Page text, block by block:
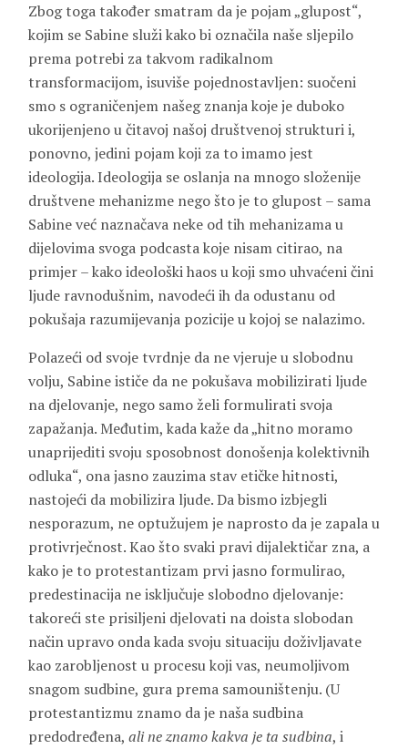
Zbog toga također smatram da je pojam „glupost“,
kojim se Sabine služi kako bi označila naše sljepilo
prema potrebi za takvom radikalnom
transformacijom, isuviše pojednostavljen: suočeni
smo s ograničenjem našeg znanja koje je duboko
ukorijenjeno u čitavoj našoj društvenoj strukturi i,
ponovno, jedini pojam koji za to imamo jest
ideologija. Ideologija se oslanja na mnogo složenije
društvene mehanizme nego što je to glupost – sama
Sabine već naznačava neke od tih mehanizama u
dijelovima svoga podcasta koje nisam citirao, na
primjer – kako ideološki haos u koji smo uhvaćeni čini
ljude ravnodušnim, navodeći ih da odustanu od
pokušaja razumijevanja pozicije u kojoj se nalazimo.
Polazeći od svoje tvrdnje da ne vjeruje u slobodnu
volju, Sabine ističe da ne pokušava mobilizirati ljude
na djelovanje, nego samo želi formulirati svoja
zapažanja. Međutim, kada kaže da „hitno moramo
unaprijediti svoju sposobnost donošenja kolektivnih
odluka“, ona jasno zauzima stav etičke hitnosti,
nastojeći da mobilizira ljude. Da bismo izbjegli
nesporazum, ne optužujem je naprosto da je zapala u
protivrječnost. Kao što svaki pravi dijalektičar zna, a
kako je to protestantizam prvi jasno formulirao,
predestinacija ne isključuje slobodno djelovanje:
takoreći ste prisiljeni djelovati na doista slobodan
način upravo onda kada svoju situaciju doživljavate
kao zarobljenost u procesu koji vas, neumoljivom
snagom sudbine, gura prema samouništenju. (U
protestantizmu znamo da je naša sudbina
predodređena, ali ne znamo kakva je ta sudbina, i